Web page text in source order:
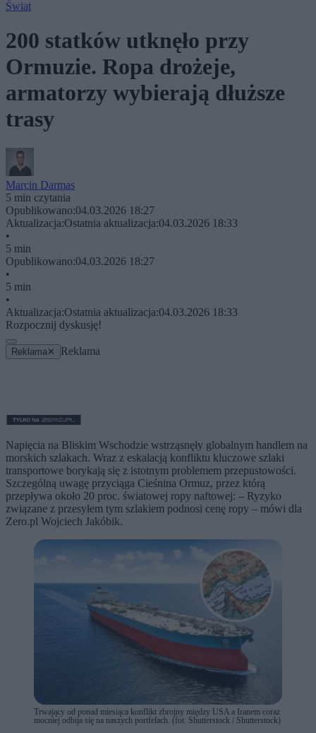
Świat
200 statków utknęło przy
Ormuzie. Ropa drożeje,
armatorzy wybierają dłuższe
trasy
Marcin Darmas
5 min czytania
Opublikowano:04.03.2026 18:27
Aktualizacja:Ostatnia aktualizacja:04.03.2026 18:33
•
5 min
Opublikowano:04.03.2026 18:27
•
5 min
•
Aktualizacja:Ostatnia aktualizacja:04.03.2026 18:33
Rozpocznij dyskusję!
Reklama ✕ Reklama
Napięcia na Bliskim Wschodzie wstrząsnęły globalnym handlem na
morskich szlakach. Wraz z eskalacją konfliktu kluczowe szlaki
transportowe borykają się z istotnym problemem przepustowości.
Szczególną uwagę przyciąga Cieśnina Ormuz, przez którą
przepływa około 20 proc. światowej ropy naftowej: – Ryzyko
związane z przesyłem tym szlakiem podnosi cenę ropy – mówi dla
Zero.pl Wojciech Jakóbik.
Trwający od ponad miesiąca konflikt zbrojny między USA a Iranem coraz
mocniej odbija się na naszych portfelach. (fot. Shutterstock / Shutterstock)